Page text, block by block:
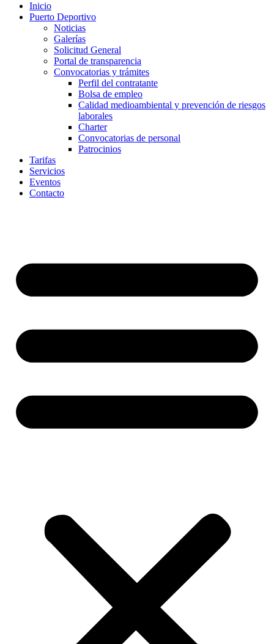
Inicio
Puerto Deportivo
Noticias
Galerías
Solicitud General
Portal de transparencia
Convocatorias y trámites
Perfil del contratante
Bolsa de empleo
Calidad medioambiental y prevención de riesgos
laborales
Charter
Convocatorias de personal
Patrocinios
Tarifas
Servicios
Eventos
Contacto